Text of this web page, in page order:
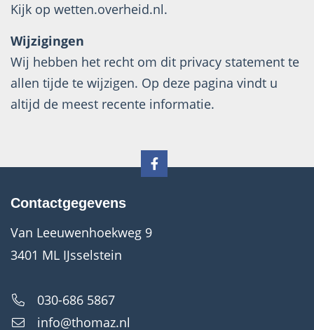
Kijk op wetten.overheid.nl.
Wijzigingen
Wij hebben het recht om dit privacy statement te
allen tijde te wijzigen. Op deze pagina vindt u
altijd de meest recente informatie.
Contactgegevens
Van Leeuwenhoekweg 9
3401 ML IJsselstein
030-686 5867
info@thomaz.nl